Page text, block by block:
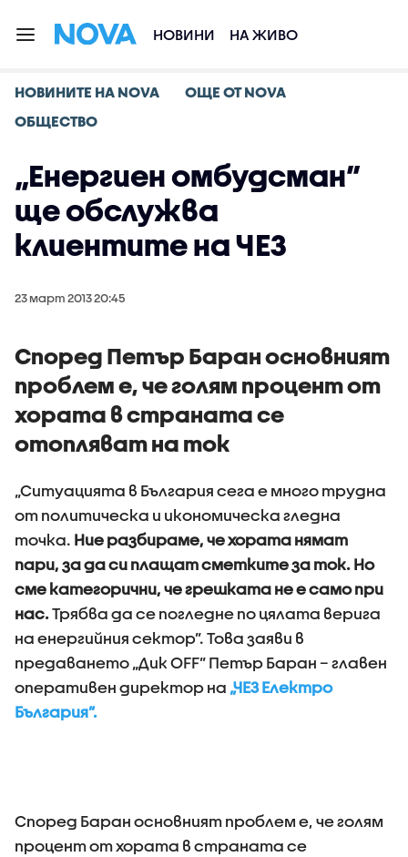
НОВИНИ НА ЖИВО
НОВИНИТЕ НА NOVA
ОЩЕ ОТ NOVA
ОБЩЕСТВО
„Енергиен омбудсман”
ще обслужва
клиентите на ЧЕЗ
23 март 2013 20:45
Според Петър Баран основният
проблем е, че голям процент от
хората в страната се
отопляват на ток
„Ситуацията в България сега е много трудна
от политическа и икономическа гледна
точка. Ние разбираме, че хората нямат
пари, за да си плащат сметките за ток. Но
сме категорични, че грешката не е само при
нас.Трябва да се погледне по цялата верига
на енергийния сектор”. Това заяви в
предаването „Дик OFF” Петър Баран – главен
оперативен директор на „ЧЕЗ Електро
България”.
Според Баран основният проблем е, че голям
процент от хората в страната се